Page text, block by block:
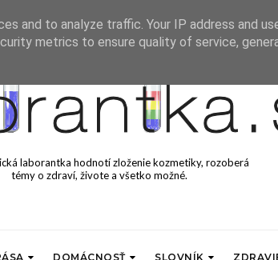
laborantka hodnotí zloženie kozmetiky, rozoberá
témy o zdraví, živote a všetko možné.
DOMÁCNOSŤ SLOVNÍK
and to analyze traffic. Your IP address and
metrics to ensure quality of service,